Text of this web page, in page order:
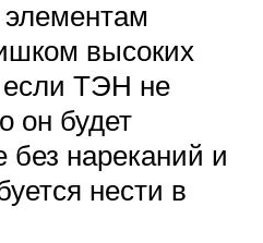
высоких
если ТЭН не
он будет
без нареканий и
нести в